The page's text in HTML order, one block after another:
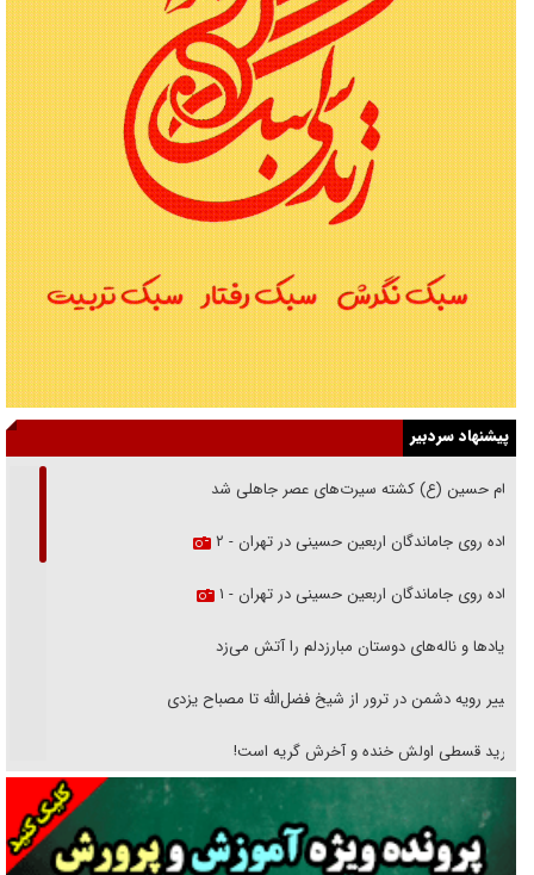
پیشنهاد سردبیر
امام حسین (ع) کشته سیرت‌های عصر جاهلی شد
پیاده روی جاماندگان اربعین حسینی در تهران - ۲
پیاده روی جاماندگان اربعین حسینی در تهران - ۱
فریاد‌ها و ناله‌های دوستان مبارزدلم را آتش می‌زد
تغییر رویه دشمن در ترور از شیخ فضل‌الله تا مصباح یزدی
خرید قسطی اولش خنده و آخرش گریه است!
فوتبال و آن «بالا»!
راهبرد غافلگیری با نسل جدید پهپاد‌ها